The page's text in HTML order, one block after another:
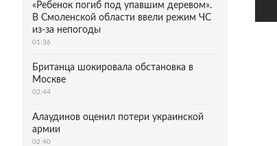
«Ребенок погиб под упавшим деревом».
В Смоленской области ввели режим ЧС
из-за непогоды
01:36
Британца шокировала обстановка в
Москве
02:44
Алаудинов оценил потери украинской
армии
02:40